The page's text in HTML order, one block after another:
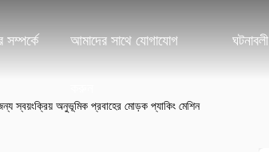
সম্পর্কে আমাদের সাথে যোগাযোগ ঘটনাবলী
স্বয়ংক্রিয় অনুভূমিক প্রবাহের মোড়ক প্যাকিং মেশিন